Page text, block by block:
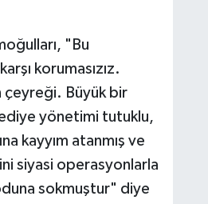
"Bu
korumasızız.
çeyreği. Büyük bir
yönetimi tutuklu,
kayyım atanmış ve
siyasi operasyonlarla
sokmuştur" diye